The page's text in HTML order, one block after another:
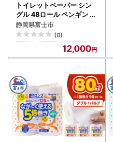
トイレットペーパー シン
グル 48ロール ペンギン 緑
茶の力 緑茶の香り 消臭イ
ン 長巻き 長持ち 65m エ
ンボス加工 再生紙 防災 備
蓄 トイレ用品 日用品 生活
用品 静岡県 富士市 [sf00
静岡県富士市
(0)
12,000